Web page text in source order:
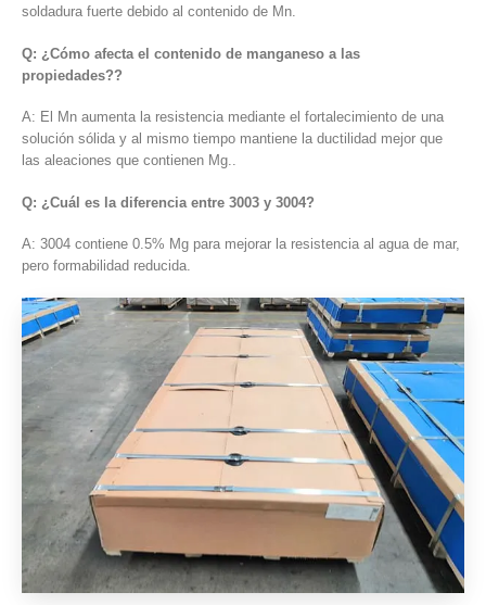
soldadura fuerte debido al contenido de Mn.
Q: ¿Cómo afecta el contenido de manganeso a las
propiedades??
A: El Mn aumenta la resistencia mediante el fortalecimiento de una
solución sólida y al mismo tiempo mantiene la ductilidad mejor que
las aleaciones que contienen Mg..
Q: ¿Cuál es la diferencia entre 3003 y 3004?
A: 3004 contiene 0.5% Mg para mejorar la resistencia al agua de mar,
pero formabilidad reducida.